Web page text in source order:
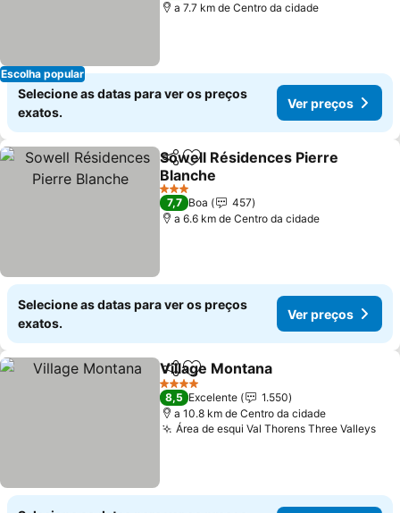
Escolha popular
a 7.7 km de Centro da cidade
Selecione as datas para ver os preços
exatos.
Ver preços
PartilharAdicionar aos favoritos
Sowell Résidences Pierre
Blanche
Ver preços
3 Estrelas
7,7 Boa
457
a 6.6 km de Centro da cidade
Selecione as datas para ver os preços
exatos.
Ver preços
PartilharAdicionar aos favoritos
Village Montana
4 Estrelas
8,5 Excelente
1.550
a 10.8 km de Centro da cidade
Área de esqui Val Thorens Three Valleys